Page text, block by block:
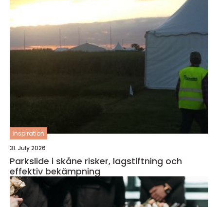
inspiration
31. July 2026
Parkslide i skåne risker, lagstiftning och
effektiv bekämpning